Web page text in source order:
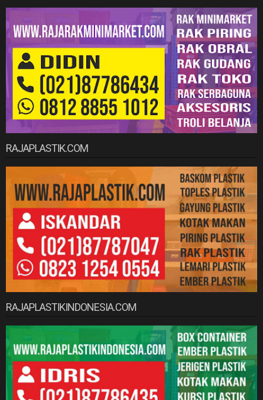
RAJAPLASTIK.COM
RAJAPLASTIKINDONESIA.COM